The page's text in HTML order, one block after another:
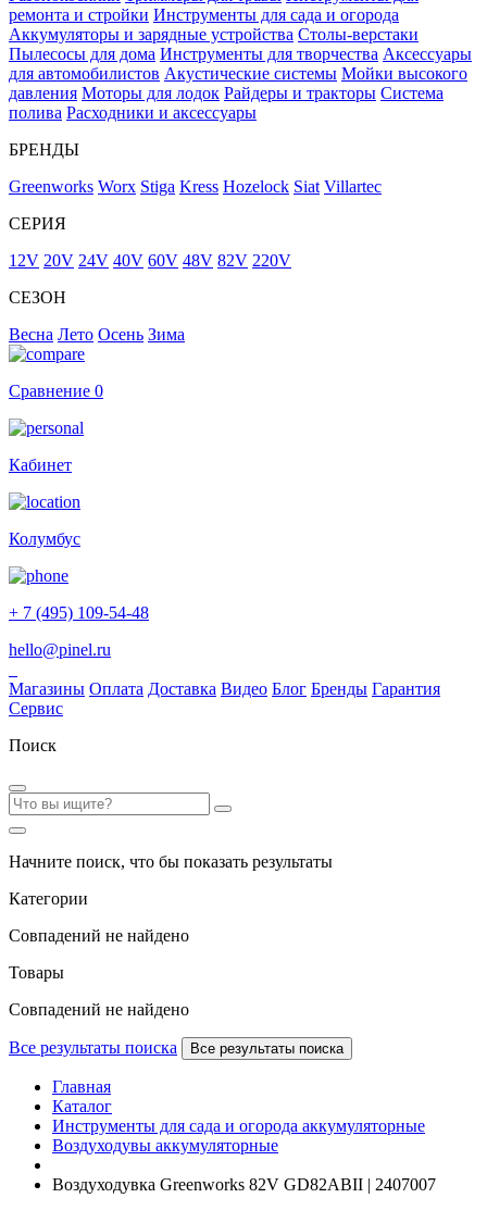
ремонта и стройки Инструменты для сада и огорода
Аккумуляторы и зарядные устройства Столы-верстаки
Пылесосы для дома Инструменты для творчества Аксессуары
для автомобилистов Акустические системы Мойки высокого
давления Моторы для лодок Райдеры и тракторы Система
полива Расходники и аксессуары
БРЕНДЫ
Greenworks Worx Stiga Kress Hozelock Siat Villartec
СЕРИЯ
12V 20V 24V 40V 60V 48V 82V 220V
СЕЗОН
Весна Лето Осень Зима
Сравнение 0
Кабинет
Колумбус
+ 7 (495) 109-54-48
hello@pinel.ru
Магазины Оплата Доставка Видео Блог Бренды Гарантия
Сервис
Поиск
Начните поиск, что бы показать результаты
Категории
Совпадений не найдено
Товары
Совпадений не найдено
Все результаты поиска Все результаты поиска
Главная
Каталог
Инструменты для сада и огорода аккумуляторные
Воздуходувы аккумуляторные
Воздуходувка Greenworks 82V GD82ABII | 2407007